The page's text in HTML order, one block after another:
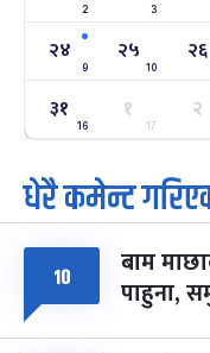
सोम फाल्गुन २४, २०८३-
२५
मंगल
ग्याल्पो ल्होसार
फाल्गुन २५, २०८३
७
आइत
पूर्णिमा व्रत
चैत्र ७, २०८३-Mar
८ फागुपूर्णिमा
चैत्र ८, २०८३-Mar
2 3
२४
9
२५
10
२६
३१
16
१
17
२
धेरै कमेन्ट
१० बाम
पाहुना,